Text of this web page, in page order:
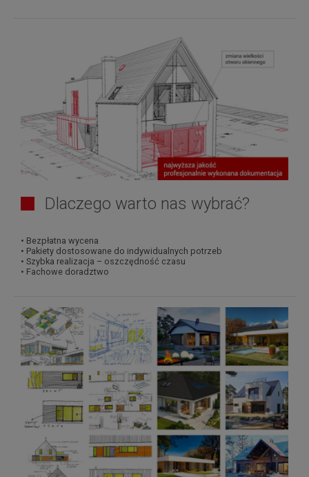
Dlaczego warto nas wybrać?
• Bezpłatna wycena
• Pakiety dostosowane do indywidualnych potrzeb
• Szybka realizacja – oszczędność czasu
• Fachowe doradztwo